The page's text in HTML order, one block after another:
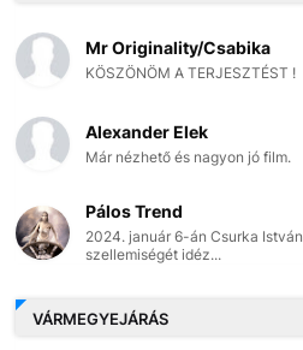
Mr Originality/Csabika
KÖSZÖNÖM A TERJESZTÉST !
Alexander Elek
Már nézhető és nagyon jó film.
Pálos Trend
2024. január 6-án Csurka István
szellemiségét idéz...
VÁRMEGYEJÁRÁS